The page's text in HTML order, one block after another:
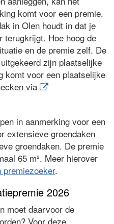
komt voor een premie.
in Olen houdt in dat je
terugkrijgt. Hoe hoog de
en de premie zelf. De
zijn plaatselijke
komt voor een plaatselijke
via
in aanmerking voor een
extensieve groendaken
groendaken. De premie
65 m². Meer hierover
.
2026
moet daarvoor de
Voor deze